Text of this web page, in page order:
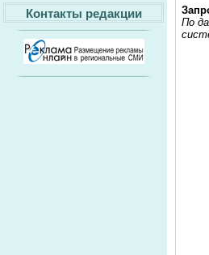
Контакты редакции
По